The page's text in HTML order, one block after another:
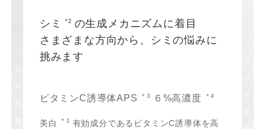
シミ*2 の生成メカニズムに着目
さまざまな方向から、シミの悩みに
挑みます
ビタミンC誘導体APS ＊3 ６%高濃度 ＊4
美白 ＊1 有効成分であるビタミンC誘導体を高